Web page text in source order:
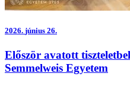
2026. június 26.
Először avatott
Semmelweis Egyetem